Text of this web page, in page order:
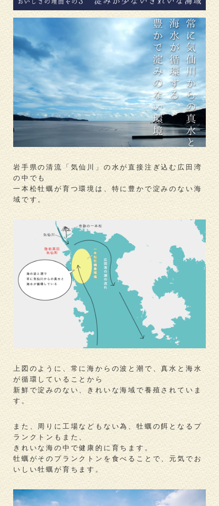
岩手県の清流「気仙川」の水が直接注ぎ込む広田湾
の中でも
一本松牡蠣が育つ環境は、特に豊かで淀みのない海
域です。
上図のように、常に海からの波と潮で、真水と海水
が循環していることから
新鮮で淀みのない、きれいな海域で養殖されていま
す。
また、周りに工場などもない為、牡蠣の餌となるプ
ランクトンもまた、
きれいな海の中で健康的に育ちます。
牡蠣がそのプランクトンを食べることで、元気でお
いしい牡蠣が育ちます。